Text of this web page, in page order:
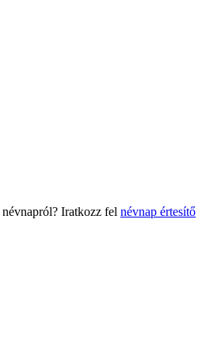
Iratkozz fel névnap értesítő